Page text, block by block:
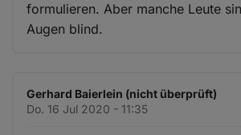
formulieren. Aber manche Leute
Augen blind.
Gerhard Baierlein (nicht überprüft)
Do. 16 Jul 2020 - 11:35